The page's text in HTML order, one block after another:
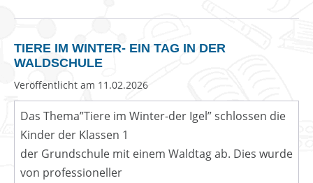
TIERE IM WINTER- EIN TAG IN DER
WALDSCHULE
Veröffentlicht am 11.02.2026
Das Thema”Tiere im Winter-der Igel” schlossen die
Kinder der Klassen 1
der Grundschule mit einem Waldtag ab. Dies wurde
von professioneller